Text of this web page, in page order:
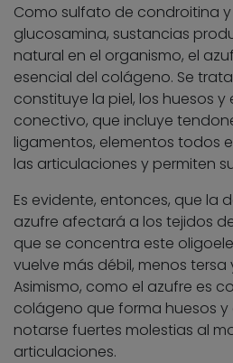
Como sulfato de condroitina
glucosamina, sustancias
natural en el organismo, el
esencial del colágeno. Se
constituye la piel, los huesos
conectivo, que incluye
ligamentos, elementos todos
las articulaciones y permiten
Es evidente, entonces, que la
azufre afectará a los tejidos
que se concentra este
vuelve más débil, menos tersa
Asimismo, como el azufre es
colágeno que forma huesos
notarse fuertes molestias al
articulaciones.